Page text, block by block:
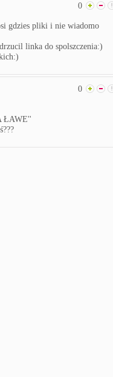
0
gdzies pliki i nie wiadomo
linka do spolszczenia:)
0
ŁAWE''